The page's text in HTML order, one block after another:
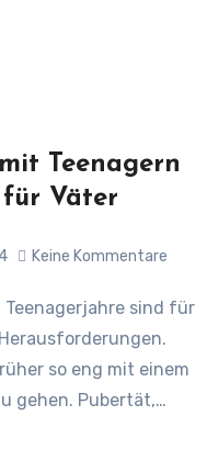
Teenagern
für Väter
Keine Kommentare
so eng mit einem
gehen. Pubertät,…